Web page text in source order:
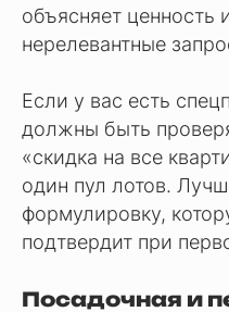
объясняет ценность
нерелевантные
Если у вас есть
должны быть
«скидка на все
один пул лотов.
формулировку,
подтвердит при
Посадочная и